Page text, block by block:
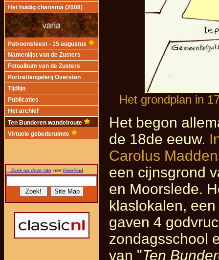
Het huidig charisma (2008)
Patroonsfeest - 15 augustus
Namenlijst van de Zusters
Fotoalbum van de Zusters
Portrettengalerij Oversten
Tijdlijn
Publicaties
Het archief
Ten Bunderen wandelroute
Virtuele gebedsruimte
Zoek op deze site met FreeFind
Het grondplan in
Het begon
de 18de eeuw.
Carolus
een cijnsgrond
en Moorslede.
klaslokalen,
gaven 4
zondagsschool
van "Ten